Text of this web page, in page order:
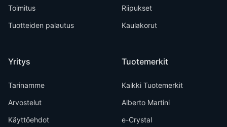
Toimitus
Tuotteiden palautus
Yritys
Tarinamme
Arvostelut
Käyttöehdot
Riipukset
Kaulakorut
Tuotemerkit
Kaikki Tuotemerkit
Alberto Martini
e-Crystal